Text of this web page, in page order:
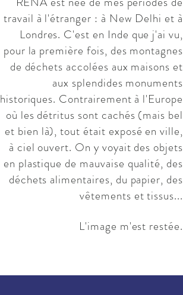
travail à l'étranger : à New Delhi et à
Londres. C'est en Inde que j'ai vu,
pour la première fois, des montagnes
de déchets accolées aux maisons et
aux splendides monuments
historiques. Contrairement à l'Europe
où les détritus sont cachés (mais bel
et bien là), tout était exposé en ville,
à ciel ouvert. On y voyait des objets
en plastique de mauvaise qualité, des
déchets alimentaires, du papier, des
vêtements et tissus...
L'image m'est restée.